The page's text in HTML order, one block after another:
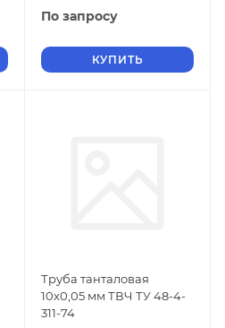
По запросу
КУПИТЬ
Труба танталовая
10х0,05 мм ТВЧ ТУ 48-4-
311-74